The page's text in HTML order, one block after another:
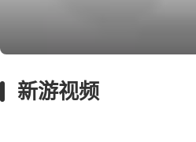
新游视频